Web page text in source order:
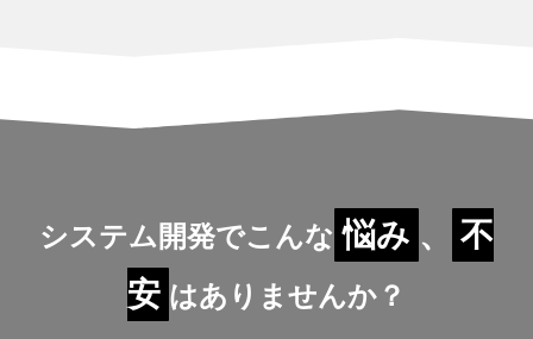
システム開発でこんな 悩み 、
不
安 はありませんか？